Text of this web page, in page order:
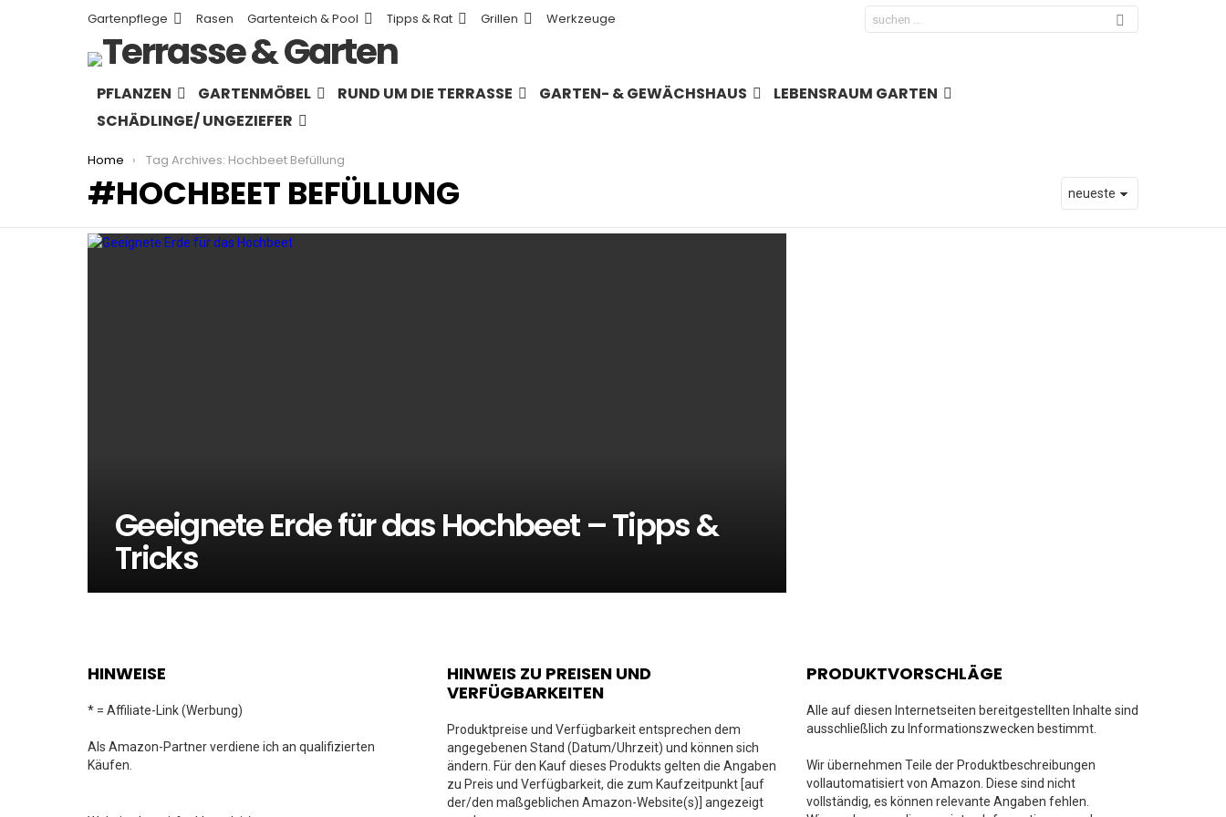
Gartenpflege Rasen Gartenteich & Pool Tipps & Rat Grillen Werkzeuge
Search
for:
PFLANZEN GARTENMÖBEL RUND UM DIE TERRASSE GARTEN- & GEWÄCHSHAUS
LEBENSRAUM GARTEN
SCHÄDLINGE/ UNGEZIEFER
You are here:
Home Tag Archives: Hochbeet Befüllung
HOCHBEET BEFÜLLUNG
LATEST
Geeignete Erde für das Hochbeet – Tipps &
Tricks
HINWEISE
* = Affiliate-Link (Werbung)
Als Amazon-Partner verdiene ich an qualifizierten
Käufen.
HINWEIS ZU PREISEN UND
VERFÜGBARKEITEN
Produktpreise und Verfügbarkeit entsprechen dem
angegebenen Stand (Datum/Uhrzeit) und können sich
ändern. Für den Kauf dieses Produkts gelten die Angaben
zu Preis und Verfügbarkeit, die zum Kaufzeitpunkt [auf
der/den maßgeblichen Amazon-Website(s)] angezeigt
PRODUKTVORSCHLÄGE
Alle auf diesen Internetseiten bereitgestellten Inhalte sind
ausschließlich zu Informationszwecken bestimmt.
Wir übernehmen Teile der Produktbeschreibungen
vollautomatisiert von Amazon. Diese sind nicht
vollständig, es können relevante Angaben fehlen.